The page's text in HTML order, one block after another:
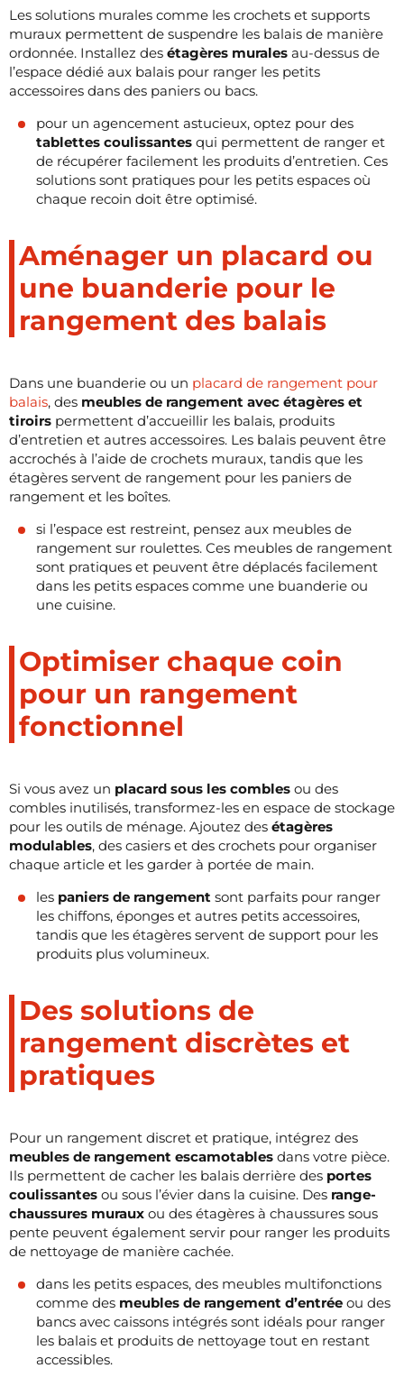
Les solutions murales comme les crochets et supports
muraux permettent de suspendre les balais de manière
ordonnée. Installez des étagères murales au-dessus de
l’espace dédié aux balais pour ranger les petits
accessoires dans des paniers ou bacs.
pour un agencement astucieux, optez pour des
tablettes coulissantes qui permettent de ranger et
de récupérer facilement les produits d’entretien. Ces
solutions sont pratiques pour les petits espaces où
chaque recoin doit être optimisé.
Aménager un placard ou
une buanderie pour le
rangement des balais
Dans une buanderie ou un placard de rangement pour
balais, des meubles de rangement avec étagères et
tiroirs permettent d’accueillir les balais, produits
d’entretien et autres accessoires. Les balais peuvent être
accrochés à l’aide de crochets muraux, tandis que les
étagères servent de rangement pour les paniers de
rangement et les boîtes.
si l’espace est restreint, pensez aux meubles de
rangement sur roulettes. Ces meubles de rangement
sont pratiques et peuvent être déplacés facilement
dans les petits espaces comme une buanderie ou
une cuisine.
Optimiser chaque coin
pour un rangement
fonctionnel
Si vous avez un placard sous les combles ou des
combles inutilisés, transformez-les en espace de stockage
pour les outils de ménage. Ajoutez des étagères
modulables, des casiers et des crochets pour organiser
chaque article et les garder à portée de main.
les paniers de rangement sont parfaits pour ranger
les chiffons, éponges et autres petits accessoires,
tandis que les étagères servent de support pour les
produits plus volumineux.
Des solutions de
rangement discrètes et
pratiques
Pour un rangement discret et pratique, intégrez des
meubles de rangement escamotables dans votre pièce.
Ils permettent de cacher les balais derrière des portes
coulissantes ou sous l’évier dans la cuisine. Des range-
chaussures muraux ou des étagères à chaussures sous
pente peuvent également servir pour ranger les produits
de nettoyage de manière cachée.
dans les petits espaces, des meubles multifonctions
comme des meubles de rangement d’entrée ou des
bancs avec caissons intégrés sont idéals pour ranger
les balais et produits de nettoyage tout en restant
accessibles.